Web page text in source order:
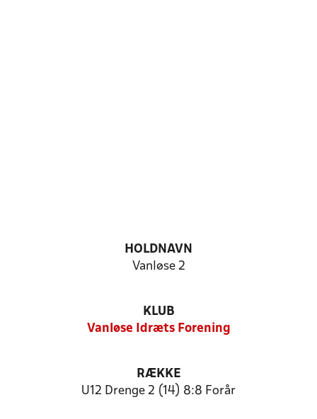
HOLDNAVN
Vanløse 2
KLUB
Vanløse Idræts Forening
RÆKKE
U12 Drenge 2 (14) 8:8 Forår